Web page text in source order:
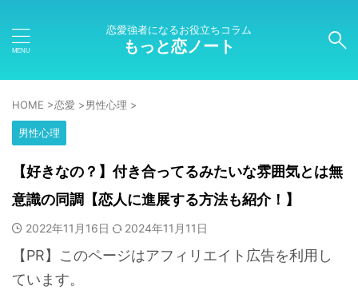
恋愛強者になるお役立ちコラム
もっと恋ノート
HOME >恋愛 >男性心理 >
男性心理
【好きなの？】付き合ってるみたいな雰囲気とは無
意識の同調【恋人に進展する方法も紹介！】
2022年11月16日 2024年11月11日
【PR】このページはアフィリエイト広告を利用し
ています。